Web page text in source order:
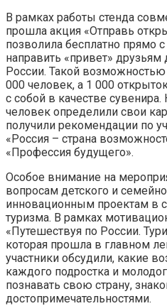
В рамках работы стенда
прошла акция «Отправь
позволила бесплатно прямо
направить «привет»
России. Такой
000 человек, а 1 000
с собой в качестве
человек определили свои
получили рекомендации по
«Россия – страна
«Профессия будущего».
Особое внимание на
вопросам детского и
инновационным проектам в
туризма. В рамках
«Путешествуя по России.
которая прошла в главном
участники обсудили, какие
каждого подростка и
познавать свою страну,
достопримечательностями.